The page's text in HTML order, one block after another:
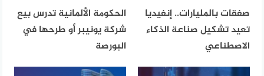
صفقات بالمليارات.. إنفيديا
تعيد تشكيل صناعة الذكاء
الاصطناعي
الحكومة الألمانية تدرس بيع
شركة يونيبر أو طرحها في
البورصة